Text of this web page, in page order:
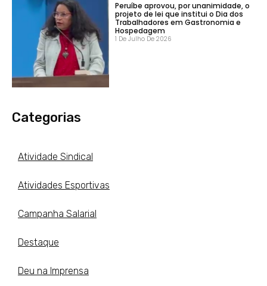
Peruíbe aprovou, por unanimidade, o
projeto de lei que institui o Dia dos
Trabalhadores em Gastronomia e
Hospedagem
1 De Julho De 2026
Categorias
Atividade Sindical
Atividades Esportivas
Campanha Salarial
Destaque
Deu na Imprensa